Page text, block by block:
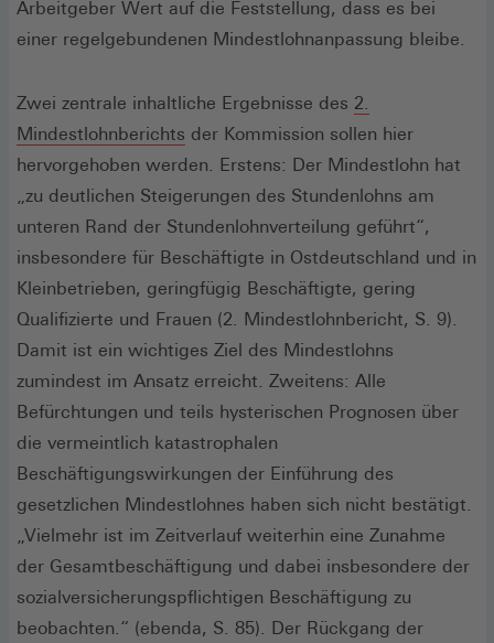
Arbeitgeber Wert auf die Feststellung, dass es bei
einer regelgebundenen Mindestlohnanpassung bleibe.
Zwei zentrale inhaltliche Ergebnisse des 2.
Mindestlohnberichts (Öffnet
in
einem
neuen
Fenster)
der Kommission sollen hier
hervorgehoben werden. Erstens: Der Mindestlohn hat
„zu deutlichen Steigerungen des Stundenlohns am
unteren Rand der Stundenlohnverteilung geführt“,
insbesondere für Beschäftigte in Ostdeutschland und in
Kleinbetrieben, geringfügig Beschäftigte, gering
Qualifizierte und Frauen (2. Mindestlohnbericht, S. 9).
Damit ist ein wichtiges Ziel des Mindestlohns
zumindest im Ansatz erreicht. Zweitens: Alle
Befürchtungen und teils hysterischen Prognosen über
die vermeintlich katastrophalen
Beschäftigungswirkungen der Einführung des
gesetzlichen Mindestlohnes haben sich nicht bestätigt.
„Vielmehr ist im Zeitverlauf weiterhin eine Zunahme
der Gesamtbeschäftigung und dabei insbesondere der
sozialversicherungspflichtigen Beschäftigung zu
beobachten.“ (ebenda, S. 85). Der Rückgang der